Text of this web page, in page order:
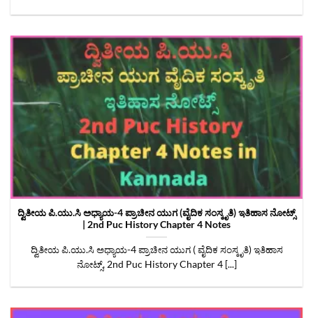
ದ್ವಿತೀಯ ಪಿ.ಯು.ಸಿ ಅಧ್ಯಾಯ-4 ಪ್ರಾಚೀನ ಯುಗ (ವೈದಿಕ ಸಂಸ್ಕೃತಿ) ಇತಿಹಾಸ ನೋಟ್ಸ್‌
| 2nd Puc History Chapter 4 Notes
ದ್ವಿತೀಯ ಪಿ.ಯು.ಸಿ ಅಧ್ಯಾಯ-4 ಪ್ರಾಚೀನ ಯುಗ ( ವೈದಿಕ ಸಂಸ್ಕೃತಿ) ಇತಿಹಾಸ
ನೋಟ್ಸ್‌, 2nd Puc History Chapter 4 [...]